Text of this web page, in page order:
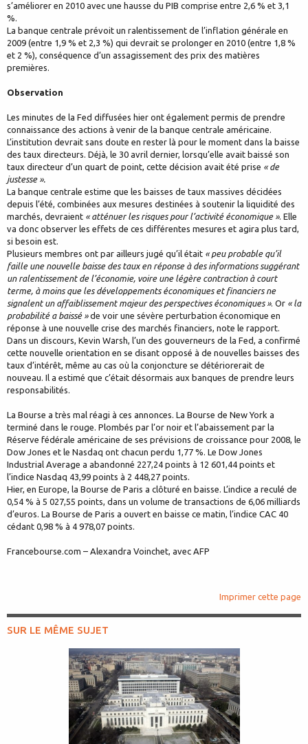
s’améliorer en 2010 avec une hausse du PIB comprise entre 2,6 % et 3,1
%.
La banque centrale prévoit un ralentissement de l’inflation générale en
2009 (entre 1,9 % et 2,3 %) qui devrait se prolonger en 2010 (entre 1,8 %
et 2 %), conséquence d’un assagissement des prix des matières
premières.
Observation
Les minutes de la Fed diffusées hier ont également permis de prendre
connaissance des actions à venir de la banque centrale américaine.
L’institution devrait sans doute en rester là pour le moment dans la baisse
des taux directeurs. Déjà, le 30 avril dernier, lorsqu’elle avait baissé son
taux directeur d’un quart de point, cette décision avait été prise « de
justesse ».
La banque centrale estime que les baisses de taux massives décidées
depuis l’été, combinées aux mesures destinées à soutenir la liquidité des
marchés, devraient « atténuer les risques pour l’activité économique ». Elle
va donc observer les effets de ces différentes mesures et agira plus tard,
si besoin est.
Plusieurs membres ont par ailleurs jugé qu’il était « peu probable qu’il
faille une nouvelle baisse des taux en réponse à des informations suggérant
un ralentissement de l’économie, voire une légère contraction à court
terme, à moins que les développements économiques et financiers ne
signalent un affaiblissement majeur des perspectives économiques ». Or « la
probabilité a baissé »de voir une sévère perturbation économique en
réponse à une nouvelle crise des marchés financiers, note le rapport.
Dans un discours, Kevin Warsh, l’un des gouverneurs de la Fed, a confirmé
cette nouvelle orientation en se disant opposé à de nouvelles baisses des
taux d’intérêt, même au cas où la conjoncture se détériorerait de
nouveau. Il a estimé que c’était désormais aux banques de prendre leurs
responsabilités.
La Bourse a très mal réagi à ces annonces. La Bourse de New York a
terminé dans le rouge. Plombés par l’or noir et l’abaissement par la
Réserve fédérale américaine de ses prévisions de croissance pour 2008, le
Dow Jones et le Nasdaq ont chacun perdu 1,77 %. Le Dow Jones
Industrial Average a abandonné 227,24 points à 12 601,44 points et
l’indice Nasdaq 43,99 points à 2 448,27 points.
Hier, en Europe, la Bourse de Paris a clôturé en baisse. L’indice a reculé de
0,54 % à 5 027,55 points, dans un volume de transactions de 6,06 milliards
d’euros. La Bourse de Paris a ouvert en baisse ce matin, l’indice CAC 40
cédant 0,98 % à 4 978,07 points.
Francebourse.com – Alexandra Voinchet, avec AFP
Imprimer cette page
SUR LE MÊME SUJET